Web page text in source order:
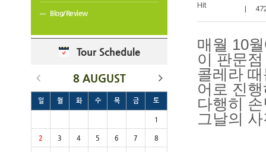
Blog/Review
Tour Schedule
8 AUGUST
일 월 화 수 목 금 토
1
2 3 4 5 6 7 8
Hit |
매월 10
이 판문
콜레라
어로 진
다행히
그날의